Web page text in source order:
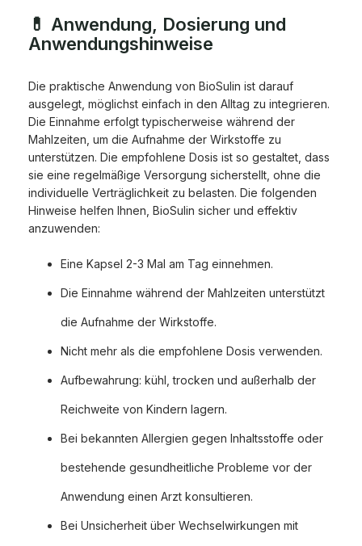
💊 Anwendung, Dosierung und
Anwendungshinweise
Die praktische Anwendung von BioSulin ist darauf
ausgelegt, möglichst einfach in den Alltag zu integrieren.
Die Einnahme erfolgt typischerweise während der
Mahlzeiten, um die Aufnahme der Wirkstoffe zu
unterstützen. Die empfohlene Dosis ist so gestaltet, dass
sie eine regelmäßige Versorgung sicherstellt, ohne die
individuelle Verträglichkeit zu belasten. Die folgenden
Hinweise helfen Ihnen, BioSulin sicher und effektiv
anzuwenden:
Eine Kapsel 2-3 Mal am Tag einnehmen.
Die Einnahme während der Mahlzeiten unterstützt
die Aufnahme der Wirkstoffe.
Nicht mehr als die empfohlene Dosis verwenden.
Aufbewahrung: kühl, trocken und außerhalb der
Reichweite von Kindern lagern.
Bei bekannten Allergien gegen Inhaltsstoffe oder
bestehende gesundheitliche Probleme vor der
Anwendung einen Arzt konsultieren.
Bei Unsicherheit über Wechselwirkungen mit